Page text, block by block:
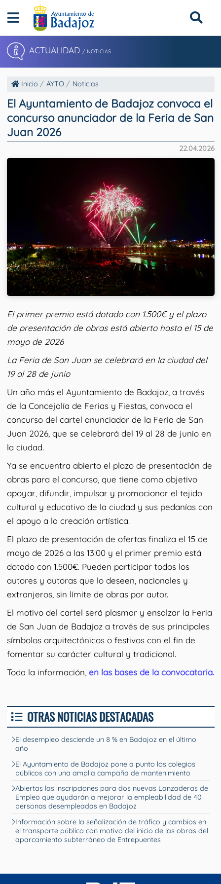
ACTUALIDAD / NOTICIAS
Inicio AYTO Noticias
El Ayuntamiento de Badajoz convoca el
concurso anunciador de la Feria de San
Juan 2026
22.04.2026
El primer premio está dotado con 1.500€ y el plazo
de presentación de obras está abierto hasta el 15 de
mayo de 2026
La Feria de San Juan se celebrará en la ciudad del
19 al 28 de junio
Un año más el Ayuntamiento de Badajoz, a través
de la Concejalía de Ferias y Fiestas, convoca el
concurso del cartel anunciador de la Feria de San
Juan 2026, que se celebrará del 19 al 28 de junio en
la ciudad.
Ya se encuentra abierto el plazo de presentación de
obras para el concurso, que tiene como objetivo
apoyar, difundir, impulsar y promocionar el tejido
cultural y educativo de la ciudad y sus pedanías con
el apoyo a la creación artística.
El plazo de presentación de ofertas finaliza el 15 de
mayo de 2026 a las 13:00 y el primer premio está
dotado con 1.500€. Pueden participar todos los
autores y autoras que lo deseen, nacionales y
extranjeros, sin límite de obras por autor.
El motivo del cartel será plasmar y ensalzar la Feria
de San Juan de Badajoz a través de sus principales
símbolos arquitectónicos o festivos con el fin de
fomentar su carácter cultural y tradicional.
Toda la información, en las bases de la convocatoria.
OTRAS NOTICIAS DESTACADAS
El desempleo desciende un 8 % en Badajoz en el último
año
El Ayuntamiento de Badajoz pone a punto los colegios
públicos con una amplia campaña de mantenimiento
Abiertas las inscripciones para dos nuevas Lanzaderas de
Empleo que ayudarán a mejorar la empleabilidad de 40
personas desempleadas en Badajoz
Información sobre la señalización de tráfico y cambios en
el transporte público con motivo del inicio de las obras del
aparcamiento subterráneo de Entrepuentes